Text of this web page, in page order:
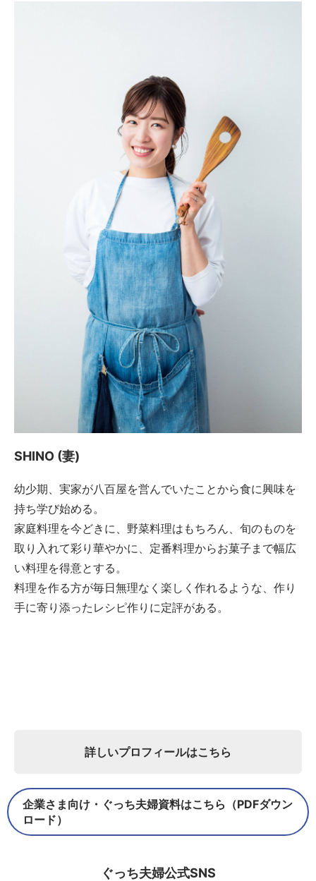
SHINO (妻)
幼少期、実家が八百屋を営んでいたことから食に興味を
持ち学び始める。
家庭料理を今どきに、野菜料理はもちろん、旬のものを
取り入れて彩り華やかに、定番料理からお菓子まで幅広
い料理を得意とする。
料理を作る方が毎日無理なく楽しく作れるような、作り
手に寄り添ったレシピ作りに定評がある。
詳しいプロフィールはこちら
企業さま向け・ぐっち夫婦資料はこちら（PDFダウン
ロード）
ぐっち夫婦公式SNS